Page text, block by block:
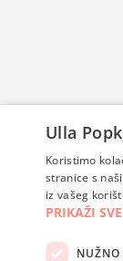
Ulla
Koristimo
stranice s
iz vašeg
PRIKAŽI